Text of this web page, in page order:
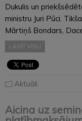
Dukulis un
ministru Juri Pūci.
Mārtiņš Bondars,
LASĪT VISU
Aktuāli
Aicina uz